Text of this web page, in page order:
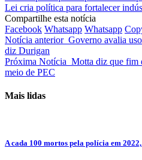
Lei cria política para fortalecer
Compartilhe esta notícia
Facebook Whatsapp Whatsapp
Notícia anterior Governo avalia
diz Durigan
Próxima Notícia Motta diz que fim
meio de PEC
Mais lidas
A cada 100 mortos pela polícia em